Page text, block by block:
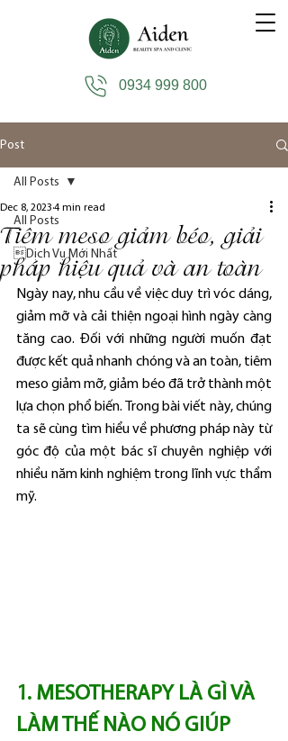
0934 999 800
Post
All Posts
Dịch Vụ Mới Nhất
All Posts
Tiêm meso giảm béo, giải
pháp hiệu quả và an toàn
Dec 8, 2023 4 min read
Ngày nay, nhu cầu về việc duy trì vóc dáng,
giảm mỡ và cải thiện ngoại hình ngày càng
tăng cao. Đối với những người muốn đạt
được kết quả nhanh chóng và an toàn, tiêm
meso giảm mỡ, giảm béo đã trở thành một
lựa chọn phổ biến. Trong bài viết này, chúng
ta sẽ cùng tìm hiểu về phương pháp này từ
góc độ của một bác sĩ chuyên nghiệp với
nhiều năm kinh nghiệm trong lĩnh vực thẩm
mỹ.
1. MESOTHERAPY LÀ GÌ VÀ
LÀM THẾ NÀO NÓ GIÚP